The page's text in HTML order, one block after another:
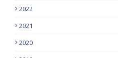
2022
2021
2020